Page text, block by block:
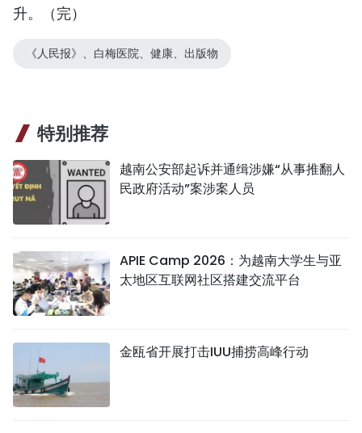
升。（完）
《人民报》、白梅医院、健康、出版物
特别推荐
越南公安部起诉并通缉涉嫌“从事推翻人
民政府活动”案涉案人员
APIE Camp 2026：为越南大学生与亚
太地区互联网社区搭建交流平台
金瓯省开展打击IUU捕捞高峰行动